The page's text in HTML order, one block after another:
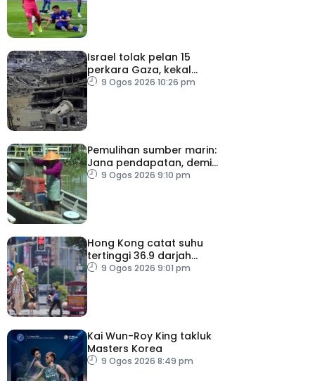
Israel tolak pelan 15
perkara Gaza, kekal
desak Hamas lucut
9 Ogos 2026 10:26 pm
Pemulihan sumber marin:
Jana pendapatan, demi
kelangsungan hidup
9 Ogos 2026 9:10 pm
Hong Kong catat suhu
tertinggi 36.9 darjah
celsius
9 Ogos 2026 9:01 pm
Kai Wun-Roy King takluk
Masters Korea
9 Ogos 2026 8:49 pm